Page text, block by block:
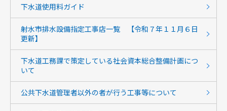
下水道使用料ガイド
射水市排水設備指定工事店一覧 【令和７年１１月６日
更新】
下水道工務課で策定している社会資本総合整備計画につ
いて
公共下水道管理者以外の者が行う工事等について